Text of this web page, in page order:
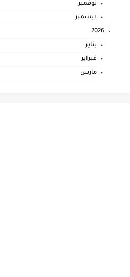
نوفمبر
ديسمبر
2026
يناير
فبراير
مارس